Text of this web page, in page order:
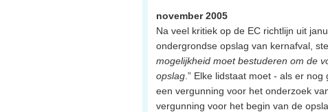
november 2005
Na veel kritiek op de EC richtlijn uit
ondergrondse opslag van kernafval,
mogelijkheid moet bestuderen om de
opslag .” Elke lidstaat moet - als er
een vergunning voor het onderzoek
vergunning voor het begin van de